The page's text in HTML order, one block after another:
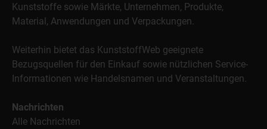
Kunststoffe sowie Märkte, Unternehmen, Produkte,
Material, Anwendungen und Verpackungen.
Weiterhin bietet das KunststoffWeb geeignete
Bezugsquellen für den Einkauf sowie nützlichen Service-
Informationen wie Handelsnamen und Veranstaltungen.
Nachrichten
Alle Nachrichten